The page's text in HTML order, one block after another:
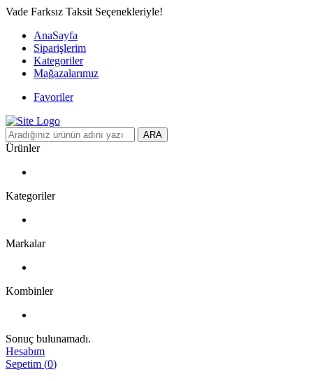
Vade Farksız Taksit Seçenekleriyle!
AnaSayfa
Siparişlerim
Kategoriler
Mağazalarımız
Favoriler
ARA
Ürünler
Kategoriler
Markalar
Kombinler
Sonuç bulunamadı.
Hesabım
Sepetim (0)